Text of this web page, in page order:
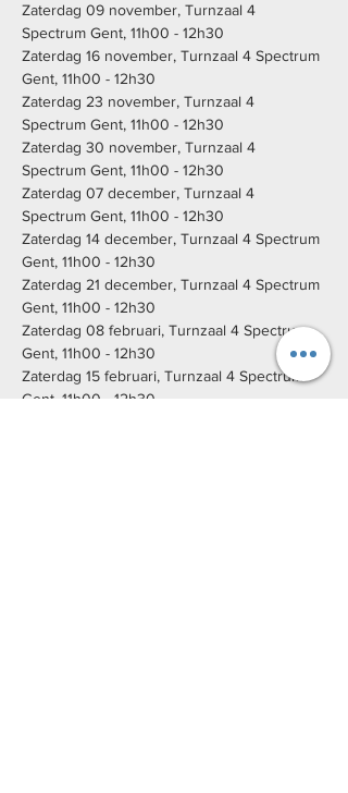
Zaterdag 09 november, Turnzaal 4
Spectrum Gent, 11h00 - 12h30
Zaterdag 16 november, Turnzaal 4 Spectrum
Gent, 11h00 - 12h30
Zaterdag 23 november, Turnzaal 4
Spectrum Gent, 11h00 - 12h30
Zaterdag 30 november, Turnzaal 4
Spectrum Gent, 11h00 - 12h30
Zaterdag 07 december, Turnzaal 4
Spectrum Gent, 11h00 - 12h30
Zaterdag 14 december, Turnzaal 4 Spectrum
Gent, 11h00 - 12h30
Zaterdag 21 december, Turnzaal 4 Spectrum
Gent, 11h00 - 12h30
Zaterdag 08 februari, Turnzaal 4 Spectrum
Gent, 11h00 - 12h30
Zaterdag 15 februari, Turnzaal 4 Spectrum
Gent, 11h00 - 12h30